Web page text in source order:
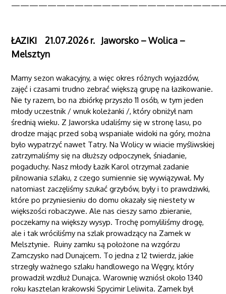
ŁAZIKI 21.07.2026 r. Jaworsko – Wolica –
Melsztyn
Mamy sezon wakacyjny, a więc okres różnych wyjazdów,
zajęć i czasami trudno zebrać większą grupę na łazikowanie.
Nie ty razem, bo na zbiórkę przyszło 11 osób, w tym jeden
młody uczestnik / wnuk koleżanki /, który obniżył nam
średnią wieku. Z Jaworska udaliśmy się w stronę lasu, po
drodze mając przed sobą wspaniałe widoki na góry, można
było wypatrzyć nawet Tatry. Na Wolicy w wiacie myśliwskiej
zatrzymaliśmy się na dłuższy odpoczynek, śniadanie,
pogaduchy. Nasz młody Łazik Karol otrzymał zadanie
pilnowania szlaku, z czego sumiennie się wywiązywał. My
natomiast zaczęliśmy szukać grzybów, były i to prawdziwki,
które po przyniesieniu do domu okazały się niestety w
większości robaczywe. Ale nas cieszy samo zbieranie,
poczekamy na większy wysyp. Trochę pomyliliśmy drogę,
ale i tak wróciliśmy na szlak prowadzący na Zamek w
Melsztynie. Ruiny zamku są położone na wzgórzu
Zamczysko nad Dunajcem. To jedna z 12 twierdz, jakie
strzegły ważnego szlaku handlowego na Węgry, który
prowadził wzdłuż Dunajca. Warownię wzniósł około 1340
roku kasztelan krakowski Spycimir Leliwita. Zamek był